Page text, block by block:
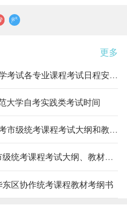
更多
2018年10月上海市自学考试各专业课程考试日程安排表
大学自考实践类考试时间
上海市2013年10月自考市级统考课程考试大纲和教材书目
上海2013年4月自考市级统考课程考试大纲、教材书目
东区协作统考课程教材考纲书